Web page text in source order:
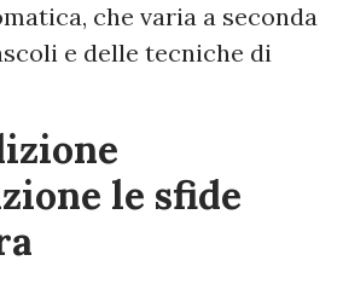
che varia a seconda
e delle tecniche di
le sfide